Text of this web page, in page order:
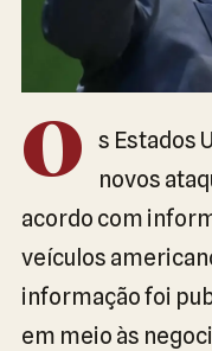
O
s Estados
novos
acordo com
veículos
informação foi
em meio às